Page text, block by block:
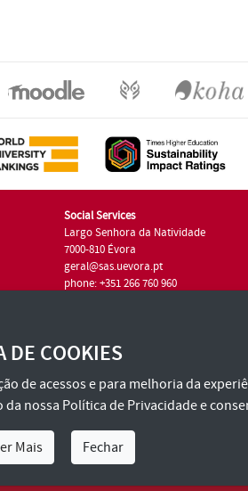
Social Services
Largo Senhora da Natividade
7000-810 Évora
geral@sas.uevora.pt
phone: +351 266 760 960
DE COOKIES
de acessos e para melhoria da
nossa Política de Privacidadee
Mais Fechar